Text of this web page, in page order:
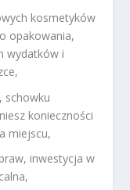
kosmetyków
opakowania,
wydatków i
schowku
konieczności
miejscu,
inwestycja w